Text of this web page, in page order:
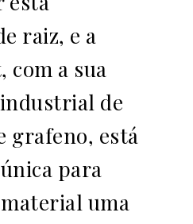
raiz, e a
com a sua
de
grafeno, está
para
uma